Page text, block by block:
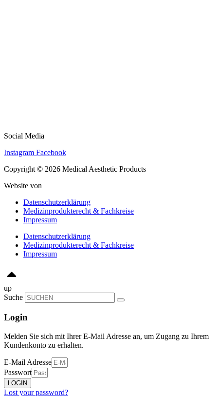
Social Media
Instagram Facebook
Copyright © 2026 Medical Aesthetic Products
Website von
Datenschutzerklärung
Medizinprodukterecht & Fachkreise
Impressum
Datenschutzerklärung
Medizinprodukterecht & Fachkreise
Impressum
up
Suche
Login
Melden Sie sich mit Ihrer E-Mail Adresse an, um Zugang zu Ihrem
Kundenkonto zu erhalten.
E-Mail Adresse
Passwort
LOGIN
Lost your password?